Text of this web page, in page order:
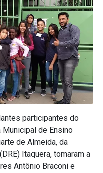
participantes do
Municipal de Ensino
de Almeida, da
Itaquera, tomaram a
Antônio Braconi e